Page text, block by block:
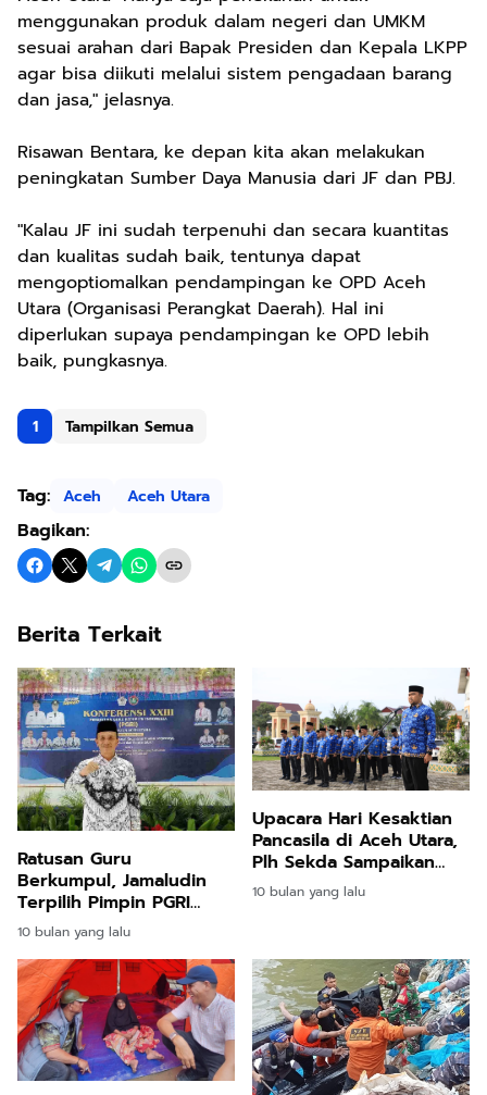
menggunakan produk dalam negeri dan UMKM
sesuai arahan dari Bapak Presiden dan Kepala LKPP
agar bisa diikuti melalui sistem pengadaan barang
dan jasa," jelasnya.
Risawan Bentara, ke depan kita akan melakukan
peningkatan Sumber Daya Manusia dari JF dan PBJ.
"Kalau JF ini sudah terpenuhi dan secara kuantitas
dan kualitas sudah baik, tentunya dapat
mengoptiomalkan pendampingan ke OPD Aceh
Utara (Organisasi Perangkat Daerah). Hal ini
diperlukan supaya pendampingan ke OPD lebih
baik, pungkasnya.
1 Tampilkan Semua
Tag: Aceh Aceh Utara
Bagikan:
Berita Terkait
Ratusan Guru
Berkumpul, Jamaludin
Terpilih Pimpin PGRI
Aceh Utara
10 bulan yang lalu
Upacara Hari Kesaktian
Pancasila di Aceh Utara,
Plh Sekda Sampaikan
Pesan Menyentuh
10 bulan yang lalu